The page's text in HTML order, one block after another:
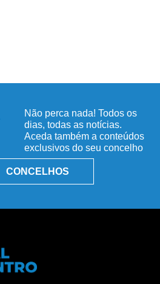
Não perca nada! Todos os
dias, todas as notícias.
Aceda também a conteúdos
exclusivos do seu concelho
CONCELHOS